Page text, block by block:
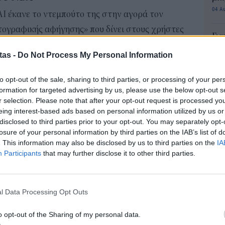
- Do Not Process My Personal Information
opt-out of the sale, sharing to third parties, or processing of your
for targeted advertising by us, please use the below opt-out
selection. Please note that after your opt-out request is processed
interest-based ads based on personal information utilized by us
to third parties prior to your opt-out. You may separately
of your personal information by third parties on the IAB’s list of
This information may also be disclosed by us to third parties on the
Participants that may further disclose it to other third parties.
Data Processing Opt Outs
opt-out of the Sharing of my personal data.
το ντεμπούτο της στην αγορά τον
αφήγησης» που δίνει στους χρήστες
να πειραματίζονται με βίντεο, σε κάθε στάδιο
την προσοχή και από τον χώρο του
των Καρμέλο Άντονι και Τζέιμς Χάρντεν.
στην εταιρεία μέσω της εταιρείας παραγωγής
μαζί με τη συνεργάτιδά του Asani Swann και
ταινιών, τηλεοπτικών εκπομπών,
περιεχομένου με κοινωνικό αντίκτυπο.
και στην Utopai ως στρατηγικός
δημιούργησε τον Απρίλιο ένα μικρού μήκους
ήταν εμπνευσμένο από τη χαρακτηριστική
04
e-
04